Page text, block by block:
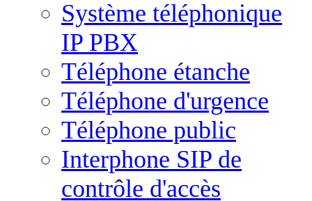
Système téléphonique
IP PBX
Téléphone étanche
Téléphone d'urgence
Téléphone public
Interphone SIP de
contrôle d'accès